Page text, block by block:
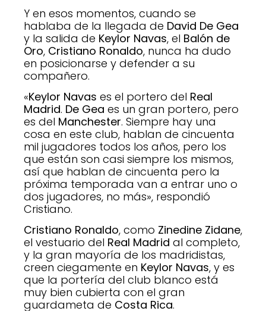
Y en esos momentos, cuando se
hablaba de la llegada de David De Gea
y la salida de Keylor Navas, el Balón de
Oro, Cristiano Ronaldo, nunca ha dudo
en posicionarse y defender a su
compañero.
«Keylor Navas es el portero del Real
Madrid. De Gea es un gran portero, pero
es del Manchester. Siempre hay una
cosa en este club, hablan de cincuenta
mil jugadores todos los años, pero los
que están son casi siempre los mismos,
así que hablan de cincuenta pero la
próxima temporada van a entrar uno o
dos jugadores, no más», respondió
Cristiano.
Cristiano Ronaldo, como Zinedine Zidane,
el vestuario del Real Madrid al completo,
y la gran mayoría de los madridistas,
creen ciegamente en Keylor Navas, y es
que la portería del club blanco está
muy bien cubierta con el gran
guardameta de Costa Rica.